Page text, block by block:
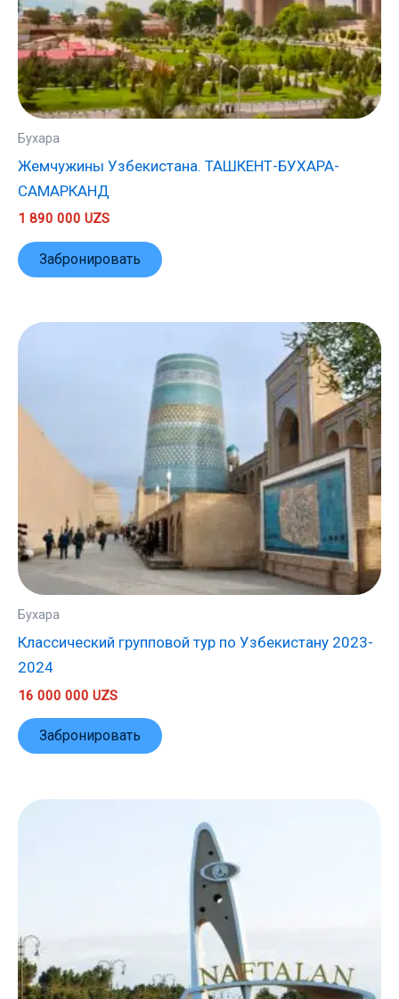
Бухара
Жемчужины Узбекистана. ТАШКЕНТ-БУХАРА-
САМАРКАНД
1 890 000 UZS
Забронировать
Бухара
Классический групповой тур по Узбекистану 2023-
2024
16 000 000 UZS
Забронировать